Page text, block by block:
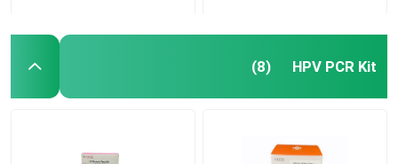
HPV PCR Kit
(8)